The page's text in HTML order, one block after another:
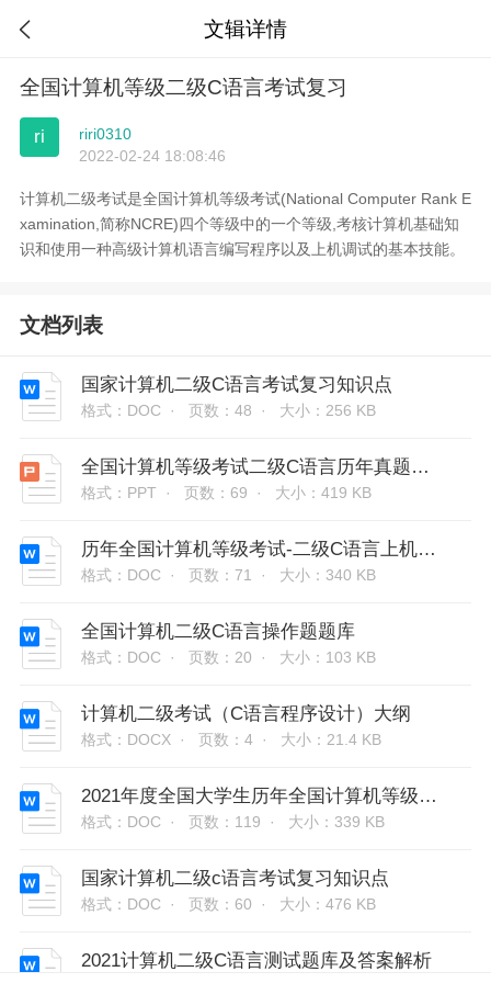
 文辑详情
全国计算机等级二级C语言考试复习
ri
riri0310
2022-02-24 18:08:46
计算机二级考试是全国计算机等级考试(National Computer Rank E
xamination,简称NCRE)四个等级中的一个等级,考核计算机基础知
识和使用一种高级计算机语言编写程序以及上机调试的基本技能。
文档列表
国家计算机二级C语言考试复习知识点
格式：DOC · 页数：48 · 大小：256 KB
全国计算机等级考试二级C语言历年真题讲解
格式：PPT · 页数：69 · 大小：419 KB
历年全国计算机等级考试-二级C语言上机考试题库及答案
格式：DOC · 页数：71 · 大小：340 KB
全国计算机二级C语言操作题题库
格式：DOC · 页数：20 · 大小：103 KB
计算机二级考试（C语言程序设计）大纲
格式：DOCX · 页数：4 · 大小：21.4 KB
2021年度全国大学生历年全国计算机等级考试二级C语言上机考试题库及答案
格式：DOC · 页数：119 · 大小：339 KB
国家计算机二级c语言考试复习知识点
格式：DOC · 页数：60 · 大小：476 KB
2021计算机二级C语言测试题库及答案解析